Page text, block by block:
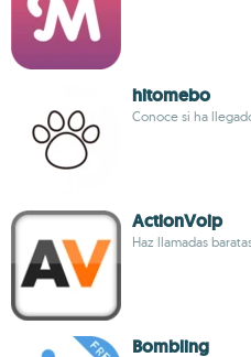
hitomebo
Conoce si ha
ActionVoip
Haz llamadas
Bombling